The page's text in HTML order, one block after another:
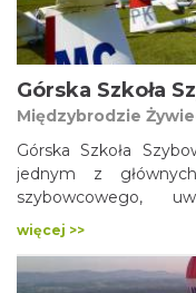
użytkuje powstałe w
lotnisko w Katowicach
Górska Szkoła
Międzybrodzie
Górska Szkoła
jednym z
szybowcowego,
szybownictwa.
więcej >>